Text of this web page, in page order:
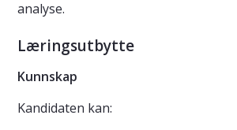
analyse.
Læringsutbytte
Kunnskap
Kandidaten kan: